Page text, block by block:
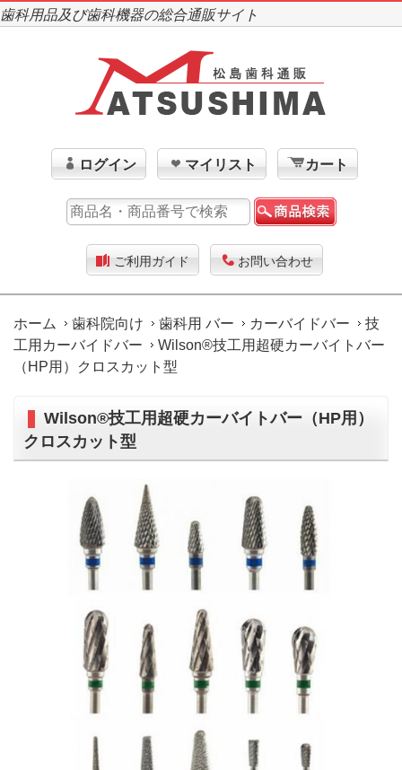
歯科用品及び歯科機器の総合通販サイト
ログイン マイリスト カート
ご利用ガイド お問い合わせ
ホーム 歯科院向け 歯科用 バー カーバイドバー
技
工用カーバイドバー
Wilson®技工用超硬カーバイトバー
（HP用）クロスカット型
Wilson®技工用超硬カーバイトバー（HP用）
クロスカット型